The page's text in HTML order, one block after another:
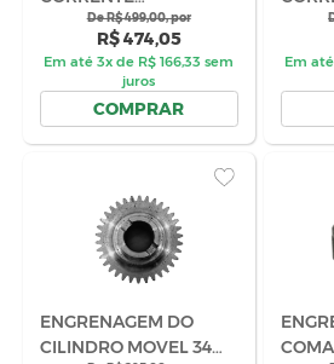
VEDACAO DO
CILINDRO DENTADO
MOVEL NOGUEIRA E JF
CÓD 02.061948
De R$ 79,00, por
R$ 75,05
COMPRAR